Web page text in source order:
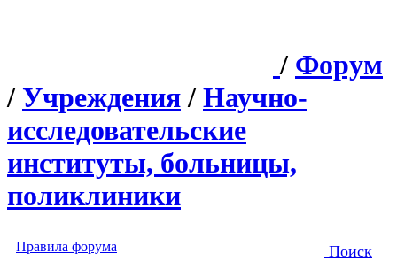
/ Форум
/ Учреждения / Научно-
исследовательские
институты, больницы,
поликлиники
Правила форума Поиск